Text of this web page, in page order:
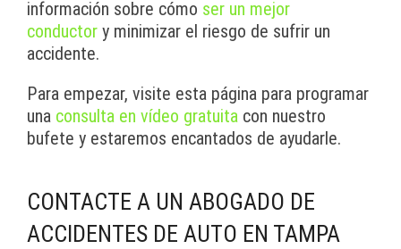
información sobre cómo ser un mejor
conductor y minimizar el riesgo de sufrir un
accidente.
Para empezar, visite esta página para programar
una consulta en vídeo gratuita con nuestro
bufete y estaremos encantados de ayudarle.
CONTACTE A UN ABOGADO DE
ACCIDENTES DE AUTO EN TAMPA